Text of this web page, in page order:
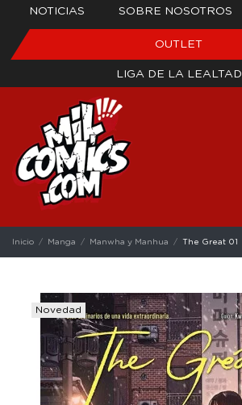
NOTICIAS SOBRE NOSOTROS
OUTLET
LIGA DE LA LEALTAD
Inicio Manga Manwha y Manhua The Great 01
Novedad